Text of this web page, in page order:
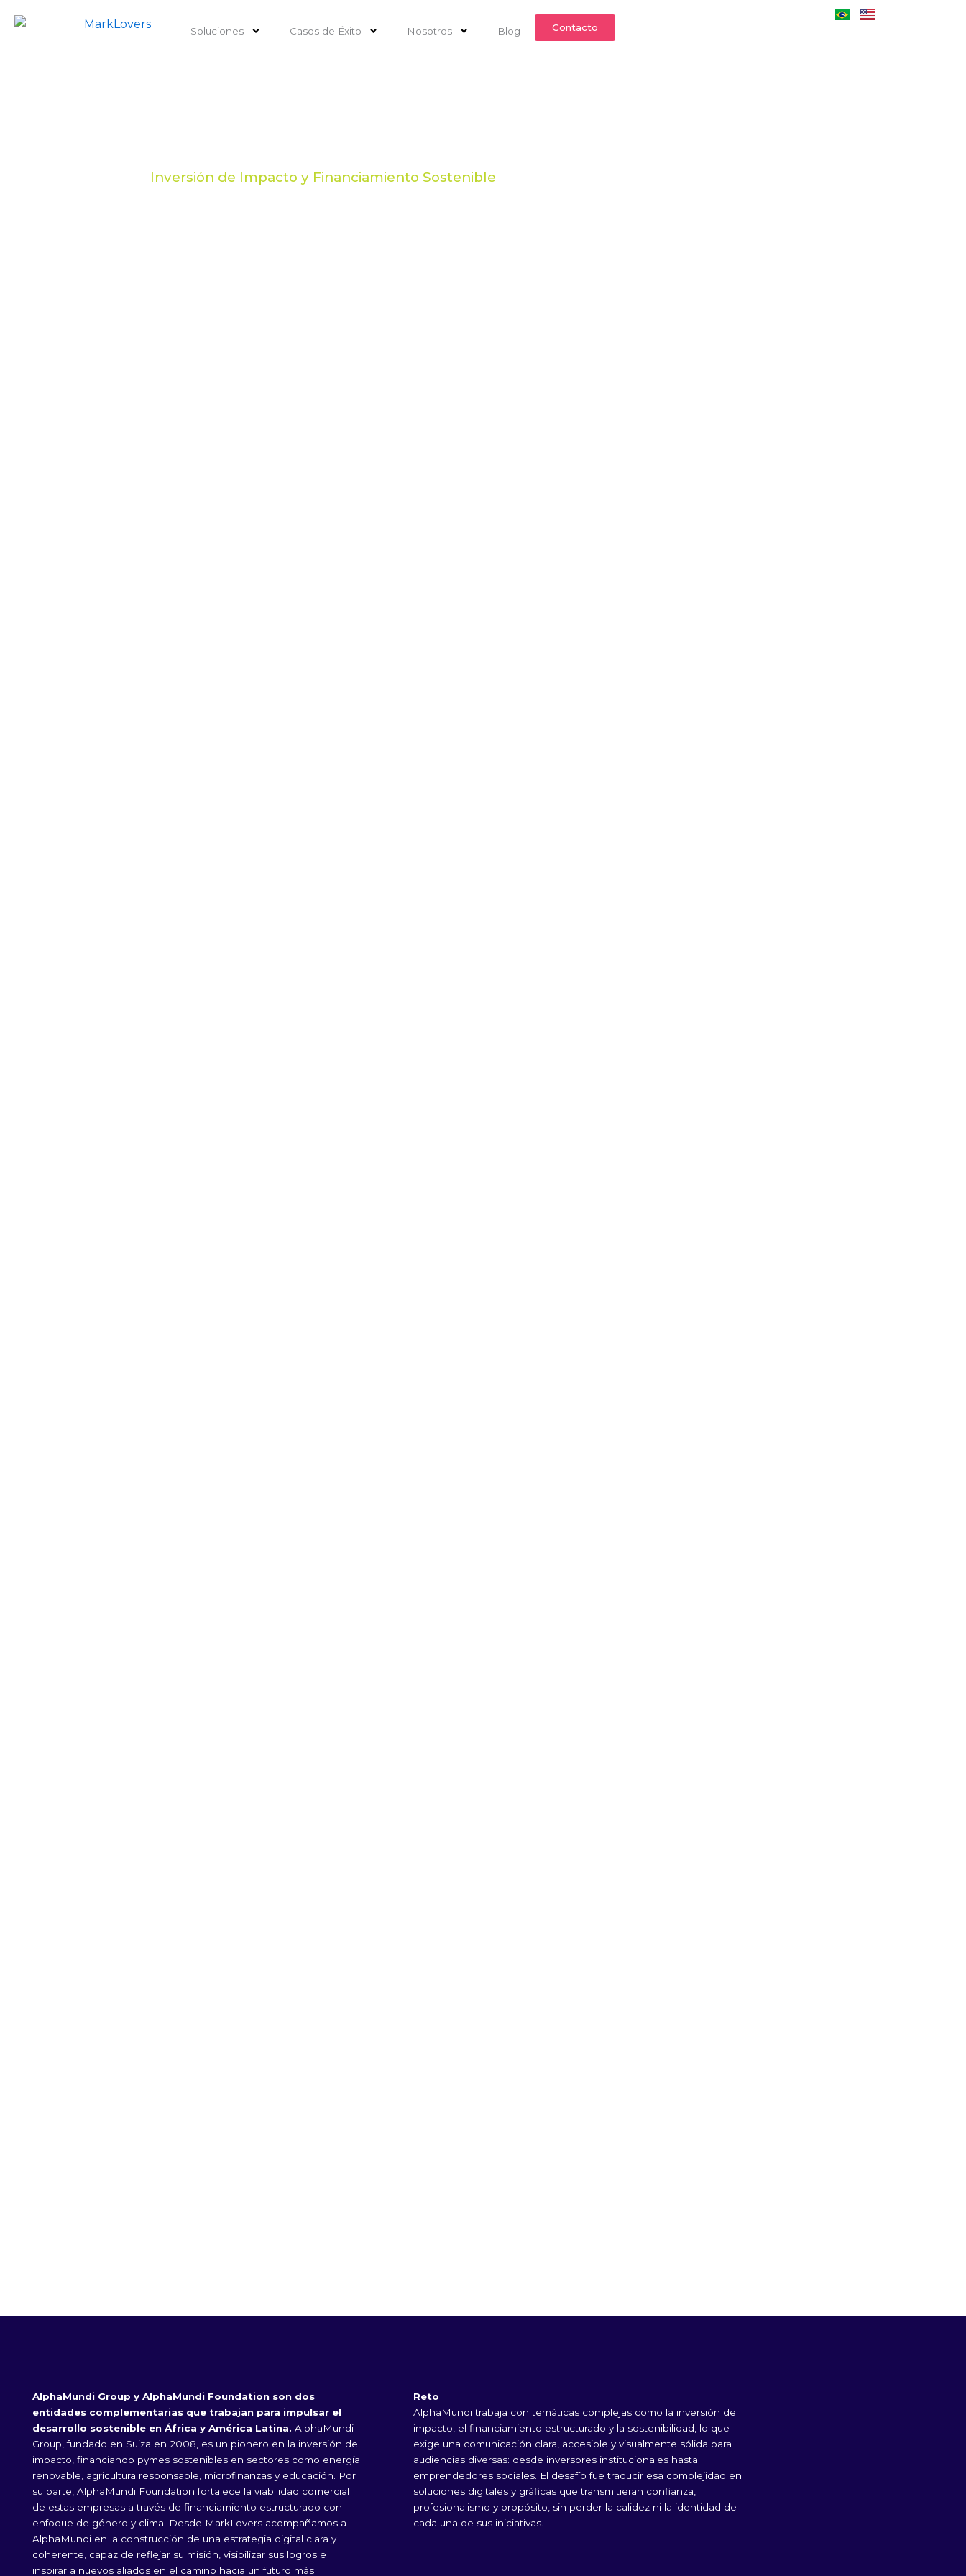
Soluciones Casos de Éxito Nosotros Blog Contacto
Inversión de Impacto y Financiamiento Sostenible
AlphaMundi Group y AlphaMundi Foundation son dos
entidades complementarias que trabajan para impulsar el
desarrollo sostenible en África y América Latina. AlphaMundi
Group, fundado en Suiza en 2008, es un pionero en la inversión de
impacto, financiando pymes sostenibles en sectores como energía
renovable, agricultura responsable, microfinanzas y educación. Por
su parte, AlphaMundi Foundation fortalece la viabilidad comercial
de estas empresas a través de financiamiento estructurado con
enfoque de género y clima. Desde MarkLovers acompañamos a
AlphaMundi en la construcción de una estrategia digital clara y
coherente, capaz de reflejar su misión, visibilizar sus logros e
inspirar a nuevos aliados en el camino hacia un futuro más
Reto
AlphaMundi trabaja con temáticas complejas como la inversión de
impacto, el financiamiento estructurado y la sostenibilidad, lo que
exige una comunicación clara, accesible y visualmente sólida para
audiencias diversas: desde inversores institucionales hasta
emprendedores sociales. El desafío fue traducir esa complejidad en
soluciones digitales y gráficas que transmitieran confianza,
profesionalismo y propósito, sin perder la calidez ni la identidad de
cada una de sus iniciativas.